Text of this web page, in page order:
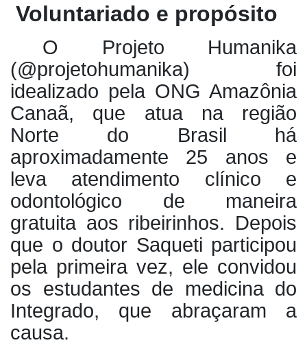
Voluntariado e propósito
O Projeto Humanika
(@projetohumanika) foi
idealizado pela ONG Amazônia
Canaã, que atua na região
Norte do Brasil há
aproximadamente 25 anos e
leva atendimento clínico e
odontológico de maneira
gratuita aos ribeirinhos. Depois
que o doutor Saqueti participou
pela primeira vez, ele convidou
os estudantes de medicina do
Integrado, que abraçaram a
causa.